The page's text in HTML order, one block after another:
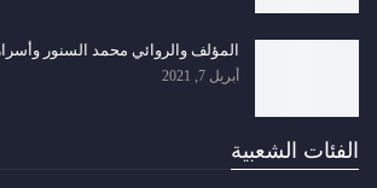
المؤلف والروائي محمد السنور
أبريل 7, 2021
الفئات الشعبية